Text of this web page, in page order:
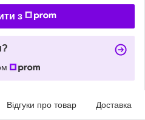
з
Відгуки про товар Доставка